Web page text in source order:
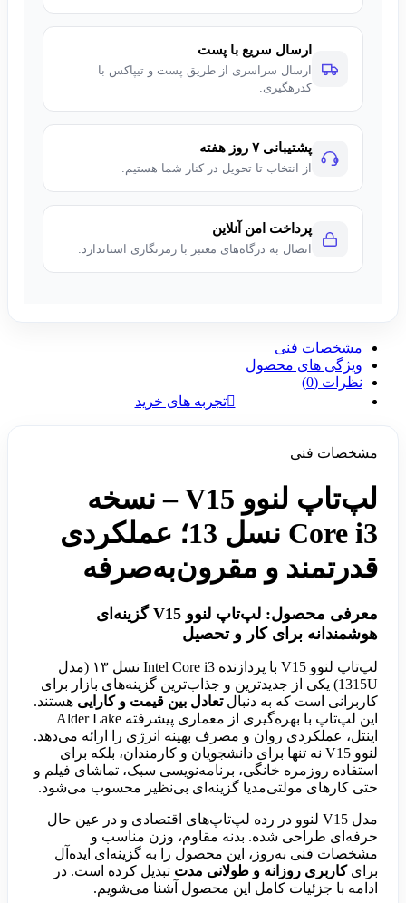
ارسال سریع با پست
ارسال سراسری از طریق پست و تیپاکس با
کدرهگیری.
پشتیبانی ۷ روز هفته
از انتخاب تا تحویل در کنار شما هستیم.
پرداخت امن آنلاین
اتصال به درگاه‌های معتبر با رمزنگاری استاندارد.
مشخصات فنی
ویژگی های محصول
نظرات (0)
تجربه های خرید
مشخصات فنی
لپ‌تاپ لنوو V15 – نسخه
Core i3 نسل 13؛ عملکردی
قدرتمند و مقرون‌به‌صرفه
معرفی محصول: لپ‌تاپ لنوو V15 گزینه‌ای
هوشمندانه برای کار و تحصیل
لپ‌تاپ لنوو V15 با پردازنده Intel Core i3 نسل ۱۳ (مدل
1315U) یکی از جدیدترین و جذاب‌ترین گزینه‌های بازار برای
کاربرانی است که به دنبالتعادل بین قیمت و کارایی هستند.
این لپ‌تاپ با بهره‌گیری از معماری پیشرفته Alder Lake
اینتل، عملکردی روان و مصرف بهینه انرژی را ارائه می‌دهد.
لنوو V15 نه تنها برای دانشجویان و کارمندان، بلکه برای
استفاده روزمره خانگی، برنامه‌نویسی سبک، تماشای فیلم و
حتی کارهای مولتی‌مدیا گزینه‌ای بی‌نظیر محسوب می‌شود.
مدل V15 لنوو در رده لپ‌تاپ‌های اقتصادی و در عین حال
حرفه‌ای طراحی شده. بدنه مقاوم، وزن مناسب و
مشخصات فنی به‌روز، این محصول را به گزینه‌ای ایده‌آل
برایکاربری روزانه و طولانی مدت تبدیل کرده است. در
ادامه با جزئیات کامل این محصول آشنا می‌شویم.